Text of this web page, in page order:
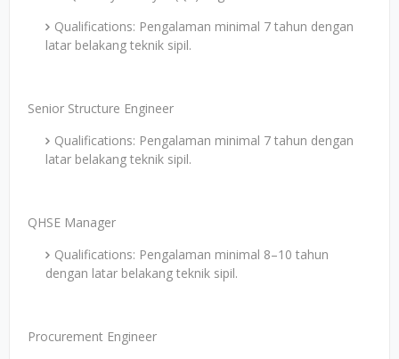
Qualifications: Pengalaman minimal 7 tahun dengan
latar belakang teknik sipil.
Senior Structure Engineer
Qualifications: Pengalaman minimal 7 tahun dengan
latar belakang teknik sipil.
QHSE Manager
Qualifications: Pengalaman minimal 8–10 tahun
dengan latar belakang teknik sipil.
Procurement Engineer